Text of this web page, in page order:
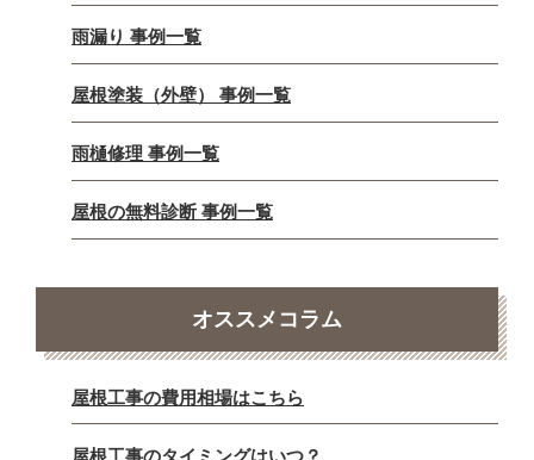
雨漏り 事例一覧
屋根塗装（外壁） 事例一覧
雨樋修理 事例一覧
屋根の無料診断 事例一覧
オススメコラム
屋根工事の費用相場はこちら
屋根工事のタイミングはいつ？